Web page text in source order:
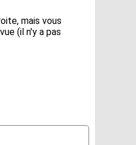
mais vous
(il n'y a pas